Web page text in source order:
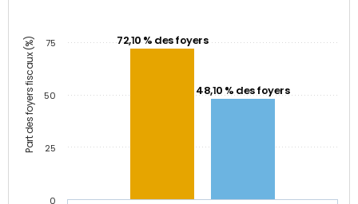
Part des foyers fiscaux (%) 72,10 % des foyers
48,10 % des foyers
0
25
50
75